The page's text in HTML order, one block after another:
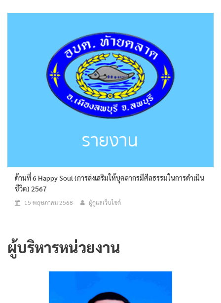
ด้านที่ 6 Happy Soul (การส่งเสริมให้บุคลากรมีศีลธรรมในการดำเนิน
ชีวิต) 2567
15 พฤษภาคม 2568 ผู้ดูแลเว็บไซต์
ผู้บริหารหน่วยงาน